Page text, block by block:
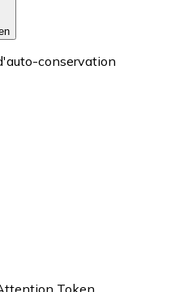
conservation
Token